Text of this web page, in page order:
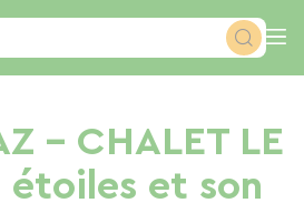
- CHALET LE
étoiles et son
de Cookies